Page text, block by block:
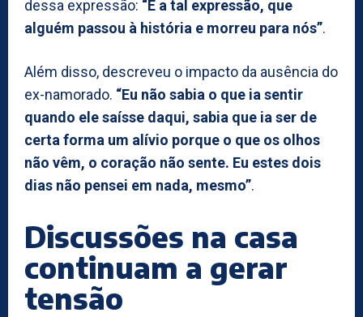
dessa expressão: “É a tal expressão, que
alguém passou à história e morreu para nós”.
Além disso, descreveu o impacto da ausência do
ex-namorado. “Eu não sabia o que ia sentir
quando ele saísse daqui, sabia que ia ser de
certa forma um alívio porque o que os olhos
não vêm, o coração não sente. Eu estes dois
dias não pensei em nada, mesmo”.
Discussões na casa
continuam a gerar
tensão